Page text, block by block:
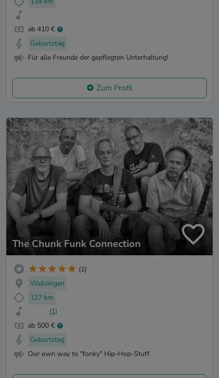
ab 410 €
Geburtstag
Für alle Freunde der gepflegten Unterhaltung!
Zum Profil
The Chunk Funk Connection
(1)
Waiblingen
127 km
(1)
ab 500 €
Geburtstag
Our own way to "fonky" Hip-Hop-Stuff